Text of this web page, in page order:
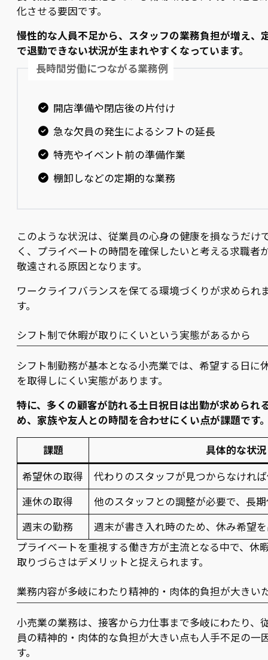
化させる要因です。
慢性的な人員不足から、スタッフの業務負担が増え、
で退勤できない状況が生まれやすくなっています。
長時間労働につながる業務例
開店準備や閉店後の片付け
急な欠員の発生によるシフトの延長
特売やイベント前の準備作業
棚卸しなどの定期的な業務
このような状況は、従業員の心身の健康を損なうだけ
く、プライベートの時間を確保したいと考える求職者
敬遠される原因となります。
ワークライフバランスを保てる環境づくりが求められ
す。
シフト制で休暇が取りにくいという実態があるから
シフト制勤務が基本となる小売業では、希望する日に
を取得しにくい実態があります。
特に、多くの顧客が訪れる土日祝日は出勤が求められ
め、家族や友人との時間を合わせにくい点が課題です
課題
具体的な状況
希望休の取得
代わりのスタッフが見つからなけれ
連休の取得
他のスタッフとの調整が必要で、長
週末の勤務
週末が書き入れ時のため、休み希望
プライベートを重視する働き方が主流となる中で、休
取りづらさはデメリットと捉えられます。
業務内容が多岐にわたり精神的・肉体的負担が大きい
小売業の業務は、接客から力仕事まで多岐にわたり、
員の精神的・肉体的な負担が大きい点も人手不足の一
す。